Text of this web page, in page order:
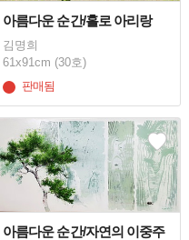
아름다운 순간/홀로 아리랑
김명희
61x91cm (30호)
판매됨
아름다운 순간/자연의 이중주